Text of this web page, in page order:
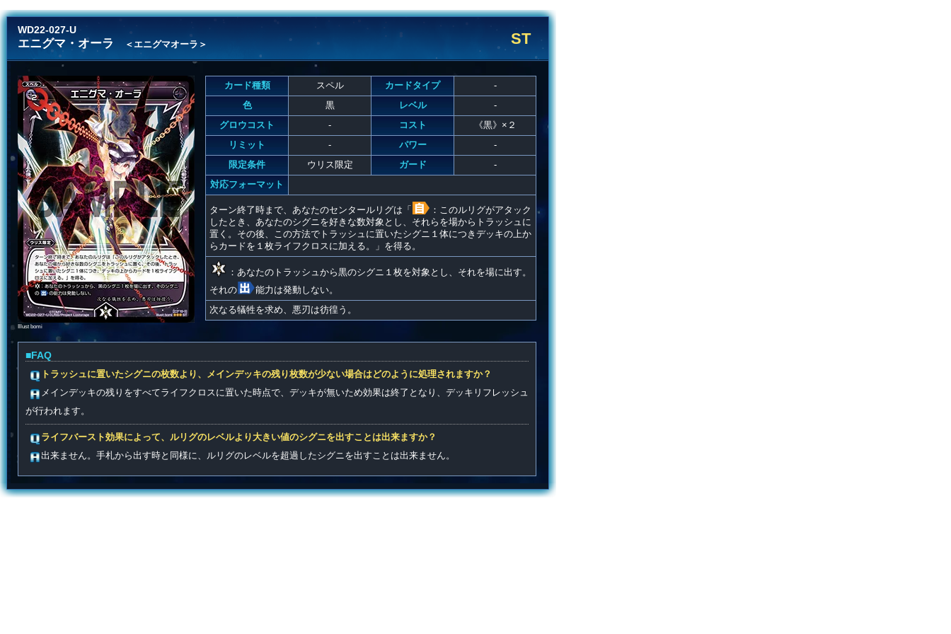
WD22-027-U
エニグマ・オーラ ＜エニグマオーラ＞ ST
Illust bomi
カード種類 スペル カードタイプ
-
色
黒 レベル
-
グロウコスト
- コスト
《黒》×２
リミット
- パワー
-
限定条件
ウリス限定 ガード
-
対応フォーマット
ターン終了時まで、あなたのセンタールリグは「
：このルリグがアタック
したとき、あなたのシグニを好きな数対象とし、それらを場からトラッシュに
置く。その後、この方法でトラッシュに置いたシグニ１体につきデッキの上か
らカードを１枚ライフクロスに加える。」を得る。
：あなたのトラッシュから黒のシグニ１枚を対象とし、それを場に出す。
それの
能力は発動しない。
次なる犠牲を求め、悪刃は彷徨う。
■FAQ
トラッシュに置いたシグニの枚数より、メインデッキの残り枚数が少ない場合はどのように処理されますか？
メインデッキの残りをすべてライフクロスに置いた時点で、デッキが無いため効果は終了となり、デッキリフレッシュ
が行われます。
ライフバースト効果によって、ルリグのレベルより大きい値のシグニを出すことは出来ますか？
出来ません。手札から出す時と同様に、ルリグのレベルを超過したシグニを出すことは出来ません。